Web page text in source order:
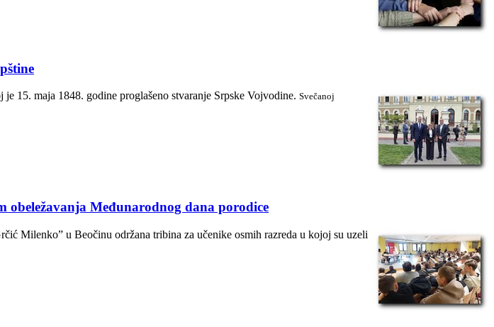
15. maja 1848. godine proglašeno stvaranje Srpske Vojvodine. Svečanoj
Međunarodnog dana porodice
Milenko” u Beočinu održana tribina za učenike osmih razreda u kojoj su uzeli